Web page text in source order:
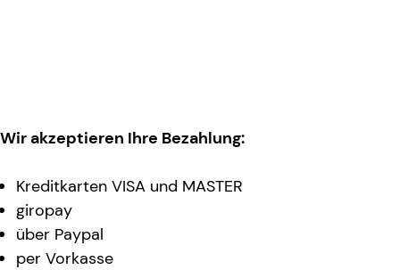
Wir akzeptieren Ihre Bezahlung:
Kreditkarten VISA und MASTER
giropay
über Paypal
per Vorkasse